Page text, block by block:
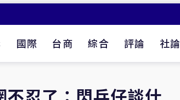
國際 台商 綜合 評論 社論